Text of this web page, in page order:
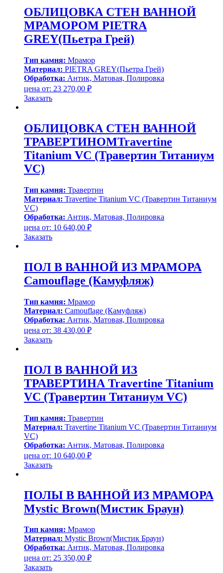
ОБЛИЦОВКА СТЕН ВАННОЙ
МРАМОРОМ PIETRA
GREY(Пьетра Грей)
Тип камня: Мрамор
Материал: PIETRA GREY(Пьетра Грей)
Обработка: Антик, Матовая, Полировка
цена от: 23 270,00 ₽
Заказать
ОБЛИЦОВКА СТЕН ВАННОЙ
ТРАВЕРТИНОМTravertine
Titanium VC (Травертин Титаниум
VC)
Тип камня: Травертин
Материал: Travertine Titanium VC (Травертин Титаниум
VC)
Обработка: Антик, Матовая, Полировка
цена от: 10 640,00 ₽
Заказать
ПОЛ В ВАННОЙ ИЗ МРАМОРА
Camouflage (Камуфляж)
Тип камня: Мрамор
Материал: Camouflage (Камуфляж)
Обработка: Антик, Матовая, Полировка
цена от: 38 430,00 ₽
Заказать
ПОЛ В ВАННОЙ ИЗ
ТРАВЕРТИНА Travertine Titanium
VC (Травертин Титаниум VC)
Тип камня: Травертин
Материал: Travertine Titanium VC (Травертин Титаниум
VC)
Обработка: Антик, Матовая, Полировка
цена от: 10 640,00 ₽
Заказать
ПОЛЫ В ВАННОЙ ИЗ МРАМОРА
Mystic Brown(Мистик Браун)
Тип камня: Мрамор
Материал: Mystic Brown(Мистик Браун)
Обработка: Антик, Матовая, Полировка
цена от: 25 350,00 ₽
Заказать